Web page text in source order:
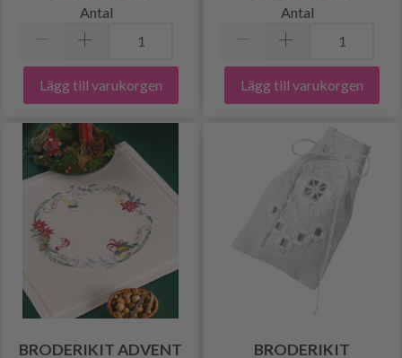
Antal
Lägg till varukorgen
Antal
Lägg till varukorgen
BRODERIKIT ADVENT
BRODERIKIT